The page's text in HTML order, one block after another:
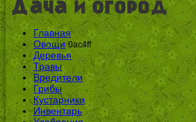
Главная
Овощи 0ac4ff
Деревья
Травы
Вредители
Грибы
Кустарники
Инвентарь